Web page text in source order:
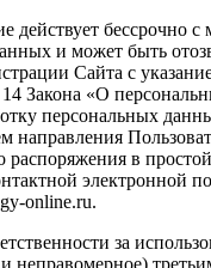
действует бессрочно с
и может быть
Сайта с
Закона «О
персональных
направления
распоряжения в
электронной
online.ru.
за
неправомерное)